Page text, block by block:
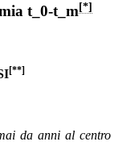
t_0-t_m [*]
[**]
da anni al centro